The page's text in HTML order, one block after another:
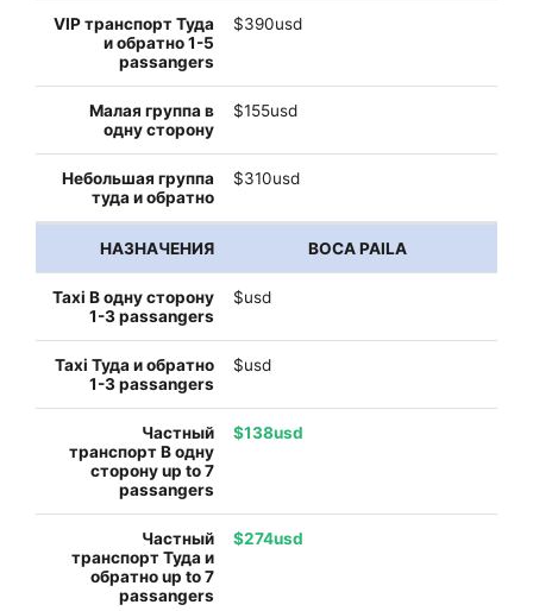
$390usd
$155usd
$310usd
BOCA PAILA
$usd
$usd
$138usd
$274usd